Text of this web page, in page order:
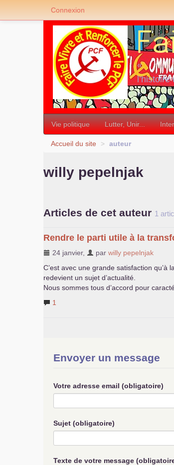
«
»
Vie politique Lutter, Unir...
Accueil du site > auteur
willy pepelnjak
Articles de cet auteur 1
Rendre le parti utile à la
24 janvier, par willy pepelnjak
C’est avec une grande satisfaction qu’à
redevient un sujet d’actualité.
Nous sommes tous d’accord pour
1
Envoyer un message
Votre adresse email (obligatoire)
Sujet (obligatoire)
Texte de votre message
Connexion